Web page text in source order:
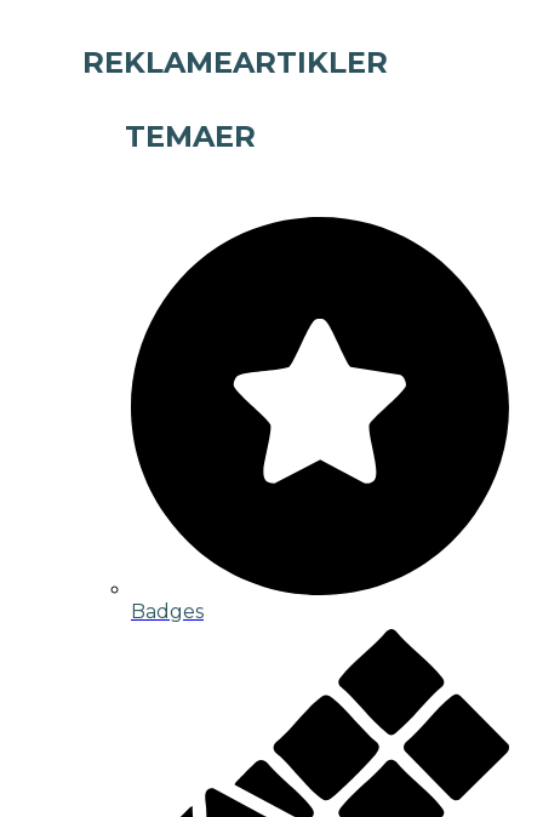
REKLAMEARTIKLER
TEMAER
Badges